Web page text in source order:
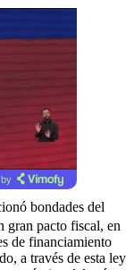
bondades del
gran pacto fiscal, en
de financiamiento
a través de esta ley